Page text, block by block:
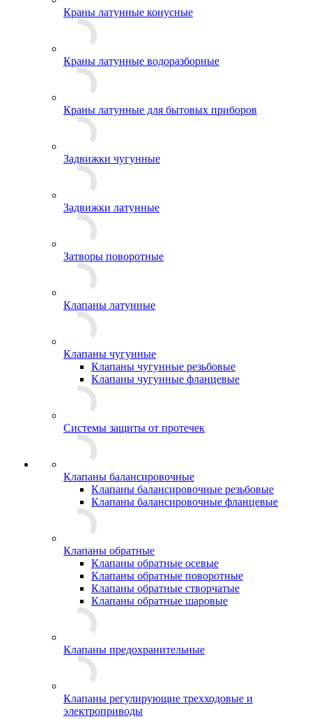
Краны латунные конусные
Краны латунные водоразборные
Краны латунные для бытовых приборов
Задвижки чугунные
Задвижки латунные
Затворы поворотные
Клапаны латунные
Клапаны чугунные
Клапаны чугунные резьбовые
Клапаны чугунные фланцевые
Системы защиты от протечек
Клапаны балансировочные
Клапаны балансировочные резьбовые
Клапаны балансировочные фланцевые
Клапаны обратные
Клапаны обратные осевые
Клапаны обратные поворотные
Клапаны обратные створчатые
Клапаны обратные шаровые
Клапаны предохранительные
Клапаны регулирующие трехходовые и
электроприводы